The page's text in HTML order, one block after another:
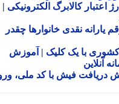
| زمان شارژ اعتبار کالابرگ الکترونیکی |
مرداد ماه ۱۴۰۵ | رقم یارانه نقدی خانوارها چقدر
با یک کلیک | آموزش
فیش با کد ملی، ورود